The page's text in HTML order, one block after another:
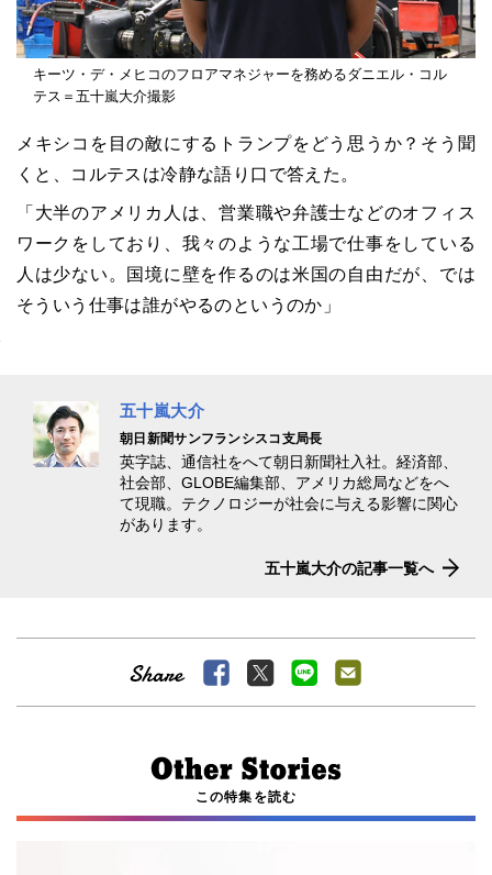
キーツ・デ・メヒコのフロアマネジャーを務めるダニエル・コル
テス＝五十嵐大介撮影
メキシコを目の敵にするトランプをどう思うか？そう聞
くと、コルテスは冷静な語り口で答えた。
「大半のアメリカ人は、営業職や弁護士などのオフィス
ワークをしており、我々のような工場で仕事をしている
人は少ない。国境に壁を作るのは米国の自由だが、では
そういう仕事は誰がやるのというのか」
五十嵐大介
朝日新聞サンフランシスコ支局長
英字誌、通信社をへて朝日新聞社入社。経済部、
社会部、GLOBE編集部、アメリカ総局などをへ
て現職。テクノロジーが社会に与える影響に関心
があります。
五十嵐大介の記事一覧へ
この特集を読む